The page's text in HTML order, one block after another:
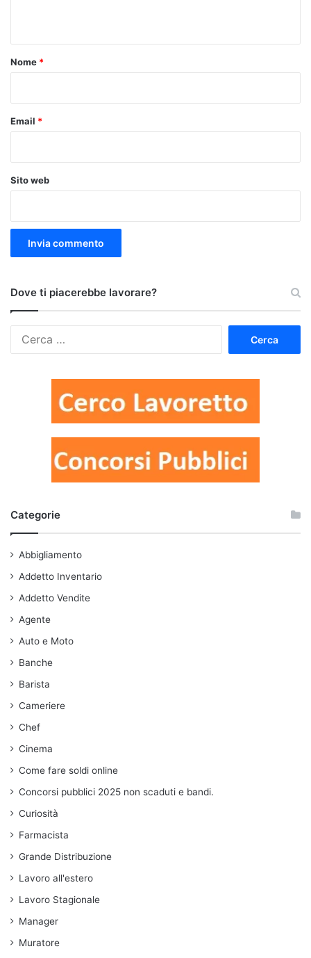
o
Nome *
Email *
Sito web
Dove ti piacerebbe lavorare?
Categorie
Abbigliamento
Addetto Inventario
Addetto Vendite
Agente
Auto e Moto
Banche
Barista
Cameriere
Chef
Cinema
Come fare soldi online
Concorsi pubblici 2025 non scaduti e bandi.
Curiosità
Farmacista
Grande Distribuzione
Lavoro all'estero
Lavoro Stagionale
Manager
Muratore